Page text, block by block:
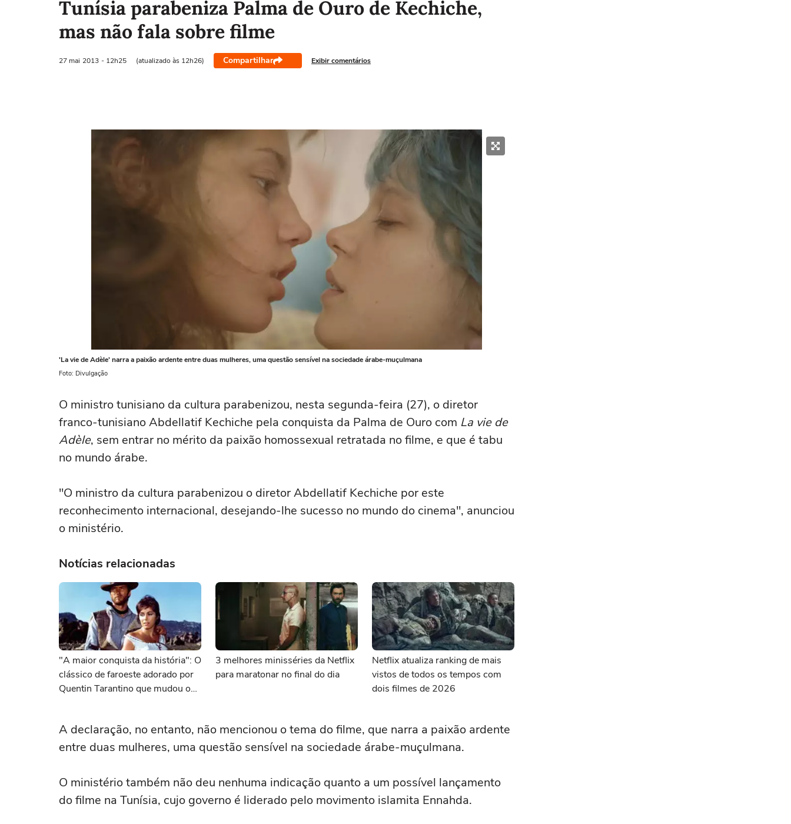
Tunísia parabeniza Palma de Ouro de Kechiche,
mas não fala sobre filme
27 mai 2013 - 12h25 (atualizado às 12h26) Compartilhar Exibir comentários
'La vie de Adèle' narra a paixão ardente entre duas mulheres, uma questão sensível na sociedade árabe-muçulmana
Foto: Divulgação
O ministro tunisiano da cultura parabenizou, nesta segunda-feira (27), o diretor
franco-tunisiano Abdellatif Kechiche pela conquista da Palma de Ouro com La vie de
Adèle, sem entrar no mérito da paixão homossexual retratada no filme, e que é tabu
no mundo árabe.
"O ministro da cultura parabenizou o diretor Abdellatif Kechiche por este
reconhecimento internacional, desejando-lhe sucesso no mundo do cinema", anunciou
o ministério.
Notícias relacionadas
"A maior conquista da história": O
clássico de faroeste adorado por
Quentin Tarantino que mudou o
3 melhores minisséries da Netflix
para maratonar no final do dia
Netflix atualiza ranking de mais
vistos de todos os tempos com
dois filmes de 2026
A declaração, no entanto, não mencionou o tema do filme, que narra a paixão ardente
entre duas mulheres, uma questão sensível na sociedade árabe-muçulmana.
O ministério também não deu nenhuma indicação quanto a um possível lançamento
do filme na Tunísia, cujo governo é liderado pelo movimento islamita Ennahda.